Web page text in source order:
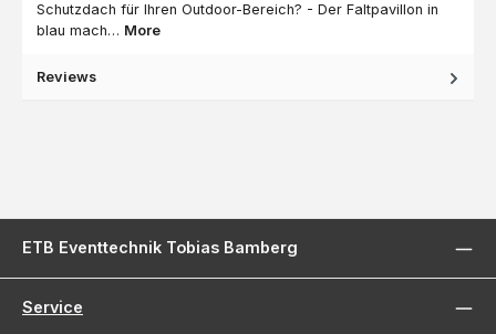
Schutzdach für Ihren Outdoor-Bereich? - Der Faltpavillon in
blau mach… More
Reviews
ETB Eventtechnik Tobias Bamberg
Service